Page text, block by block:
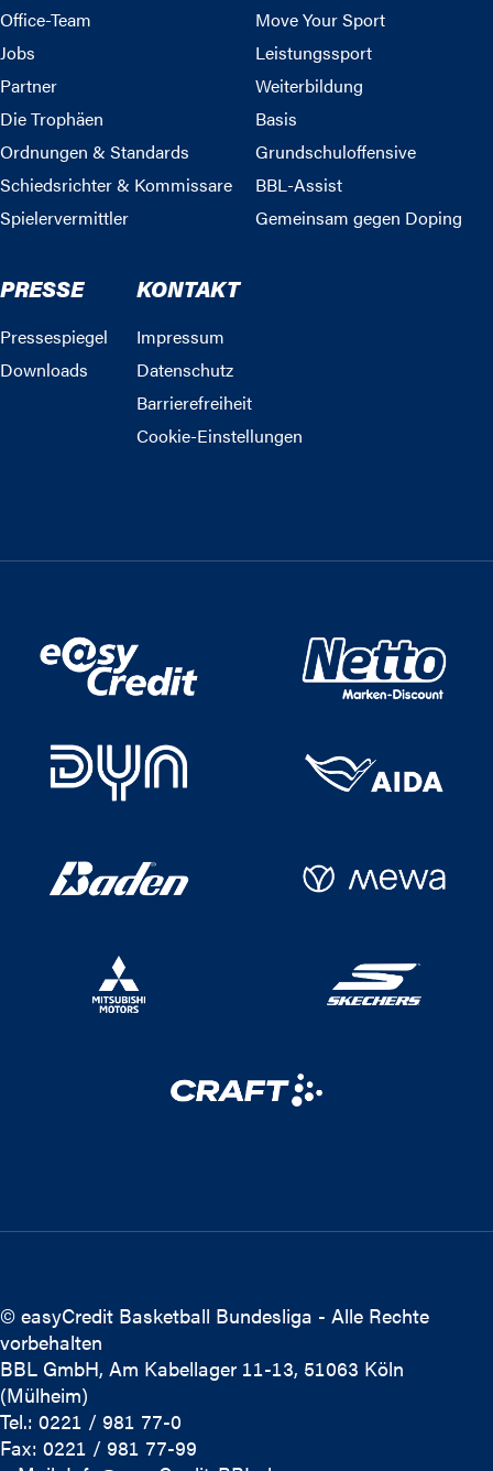
Office-Team
Jobs
Partner
Die Trophäen
Ordnungen & Standards
Schiedsrichter & Kommissare
Spielervermittler
Move Your Sport
Leistungssport
Weiterbildung
Basis
Grundschuloffensive
BBL-Assist
Gemeinsam gegen Doping
PRESSE
Pressespiegel
Downloads
KONTAKT
Impressum
Datenschutz
Barrierefreiheit
Cookie-Einstellungen
© easyCredit Basketball Bundesliga - Alle Rechte
vorbehalten
BBL GmbH, Am Kabellager 11-13, 51063 Köln
(Mülheim)
Tel.: 0221 / 981 77-0
Fax: 0221 / 981 77-99